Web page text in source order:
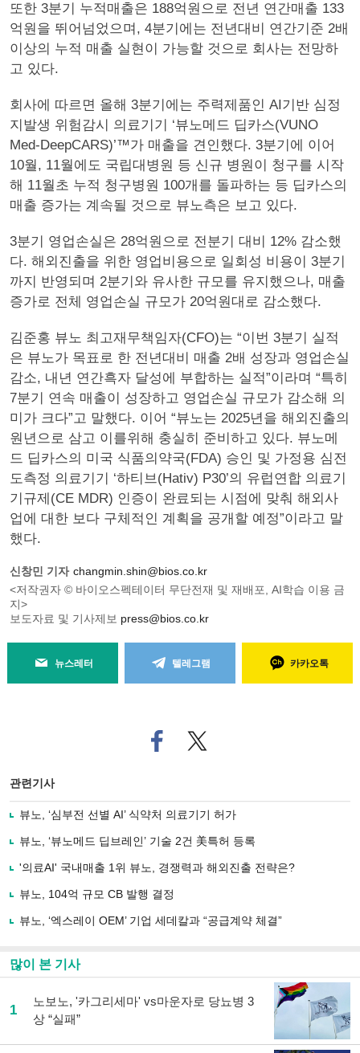
또한 3분기 누적매출은 188억원으로 전년 연간매출 133
억원을 뛰어넘었으며, 4분기에는 전년대비 연간기준 2배
이상의 누적 매출 실현이 가능할 것으로 회사는 전망하
고 있다.
회사에 따르면 올해 3분기에는 주력제품인 AI기반 심정
지발생 위험감시 의료기기 ‘뷰노메드 딥카스(VUNO
Med-DeepCARS)’™가 매출을 견인했다. 3분기에 이어
10월, 11월에도 국립대병원 등 신규 병원이 청구를 시작
해 11월초 누적 청구병원 100개를 돌파하는 등 딥카스의
매출 증가는 계속될 것으로 뷰노측은 보고 있다.
3분기 영업손실은 28억원으로 전분기 대비 12% 감소했
다. 해외진출을 위한 영업비용으로 일회성 비용이 3분기
까지 반영되며 2분기와 유사한 규모를 유지했으나, 매출
증가로 전체 영업손실 규모가 20억원대로 감소했다.
김준홍 뷰노 최고재무책임자(CFO)는 “이번 3분기 실적
은 뷰노가 목표로 한 전년대비 매출 2배 성장과 영업손실
감소, 내년 연간흑자 달성에 부합하는 실적”이라며 “특히
7분기 연속 매출이 성장하고 영업손실 규모가 감소해 의
미가 크다”고 말했다. 이어 “뷰노는 2025년을 해외진출의
원년으로 삼고 이를위해 충실히 준비하고 있다. 뷰노메
드 딥카스의 미국 식품의약국(FDA) 승인 및 가정용 심전
도측정 의료기기 ‘하티브(Hativ) P30’의 유럽연합 의료기
기규제(CE MDR) 인증이 완료되는 시점에 맞춰 해외사
업에 대한 보다 구체적인 계획을 공개할 예정”이라고 말
했다.
신창민 기자 changmin.shin@bios.co.kr
<저작권자 © 바이오스펙테이터 무단전재 및 재배포, AI학습 이용 금
지>
보도자료 및 기사제보 press@bios.co.kr
뉴스레터 텔레그램 카카오톡
페
이
로
기
사
유
기
트위
터로
관련기사
뷰노, ‘심부전 선별 AI’ 식약처 의료기기 허가
뷰노, ‘뷰노메드 딥브레인’ 기술 2건 美특허 등록
'의료AI' 국내매출 1위 뷰노, 경쟁력과 해외진출 전략은?
뷰노, 104억 규모 CB 발행 결정
뷰노, ‘엑스레이 OEM’ 기업 세데칼과 “공급계약 체결”
많이 본 기사
1
노보노, '카그리세마' vs마운자로 당뇨병 3
상 “실패”